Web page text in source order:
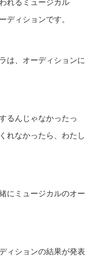
れるミュージカル
ディションです。
は、オーディションに
るんじゃなかったっ
れなかったら、わたし
にミュージカルのオー
ィションの結果が発表